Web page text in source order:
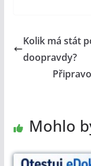
Kolik má stát
doopravdy?
Mohlo